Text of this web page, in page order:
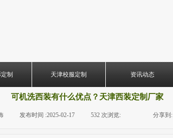
制 天津校服定制 资讯动态
可机洗西装有什么优点？天津西装定制厂家
发布时间 :2025-02-17 532 次浏览: 分享到: